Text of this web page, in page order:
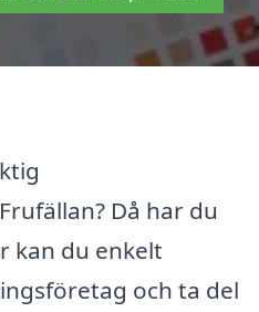
Då har du
kan du enkelt
och ta del